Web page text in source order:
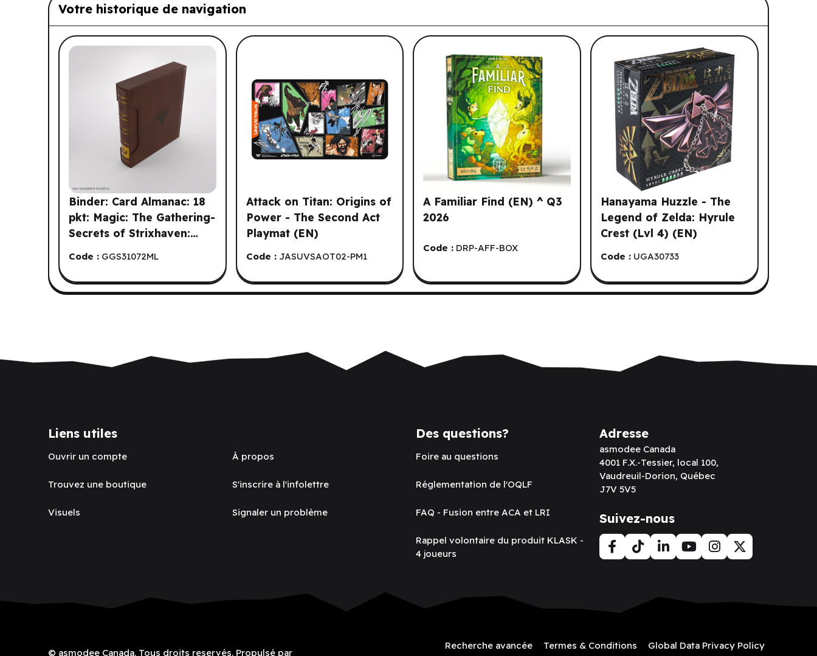
Votre historique de navigation
Liste de produits suggérés: Votre historique de navigation.
Binder: Card Almanac: 18
pkt: Magic: The Gathering-
Secrets of Strixhaven:
Code : GGS31072ML
Attack on Titan: Origins of
Power - The Second Act
Playmat (EN)
Code : JASUVSAOT02-PM1
A Familiar Find (EN) ^ Q3
2026
Code : DRP-AFF-BOX
Hanayama Huzzle - The
Legend of Zelda: Hyrule
Crest (Lvl 4) (EN)
Code : UGA30733
Liens utiles
Ouvrir un compte
Trouvez une boutique
Visuels
À propos
S'inscrire à l'infolettre
Signaler un problème
Des questions?
Foire au questions
Réglementation de l'OQLF
FAQ - Fusion entre ACA et LRI
Rappel volontaire du produit KLASK -
4 joueurs
Adresse
asmodee Canada
4001 F.X.-Tessier, local 100,
Vaudreuil-Dorion, Québec
J7V 5V5
Suivez-nous
© asmodee Canada. Tous droits reservés. Propulsé par
Recherche avancée Termes & Conditions Global Data Privacy Policy